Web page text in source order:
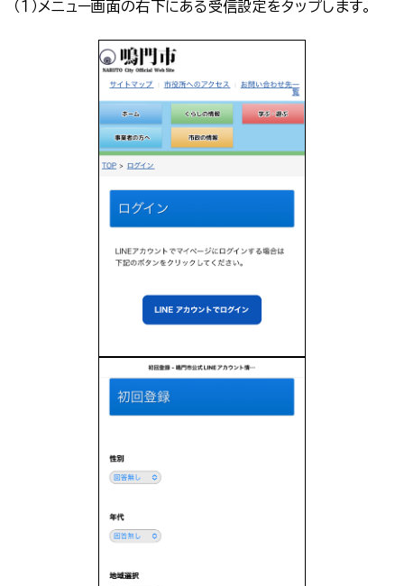
（１）メニュー画面の右下にある受信設定をタップします。